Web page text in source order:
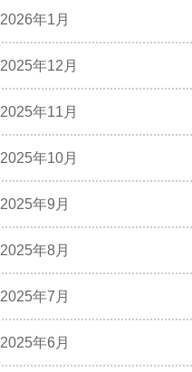
2026年1月
2025年12月
2025年11月
2025年10月
2025年9月
2025年8月
2025年7月
2025年6月